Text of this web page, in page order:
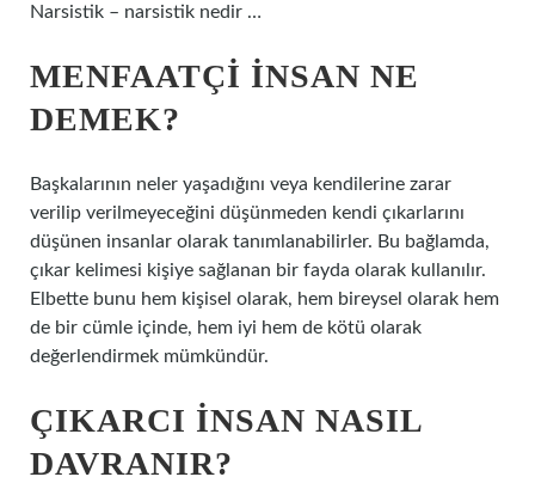
Narsistik – narsistik nedir …
MENFAATÇI INSAN NE
DEMEK?
Başkalarının neler yaşadığını veya kendilerine zarar
verilip verilmeyeceğini düşünmeden kendi çıkarlarını
düşünen insanlar olarak tanımlanabilirler. Bu bağlamda,
çıkar kelimesi kişiye sağlanan bir fayda olarak kullanılır.
Elbette bunu hem kişisel olarak, hem bireysel olarak hem
de bir cümle içinde, hem iyi hem de kötü olarak
değerlendirmek mümkündür.
ÇIKARCI INSAN NASIL
DAVRANIR?